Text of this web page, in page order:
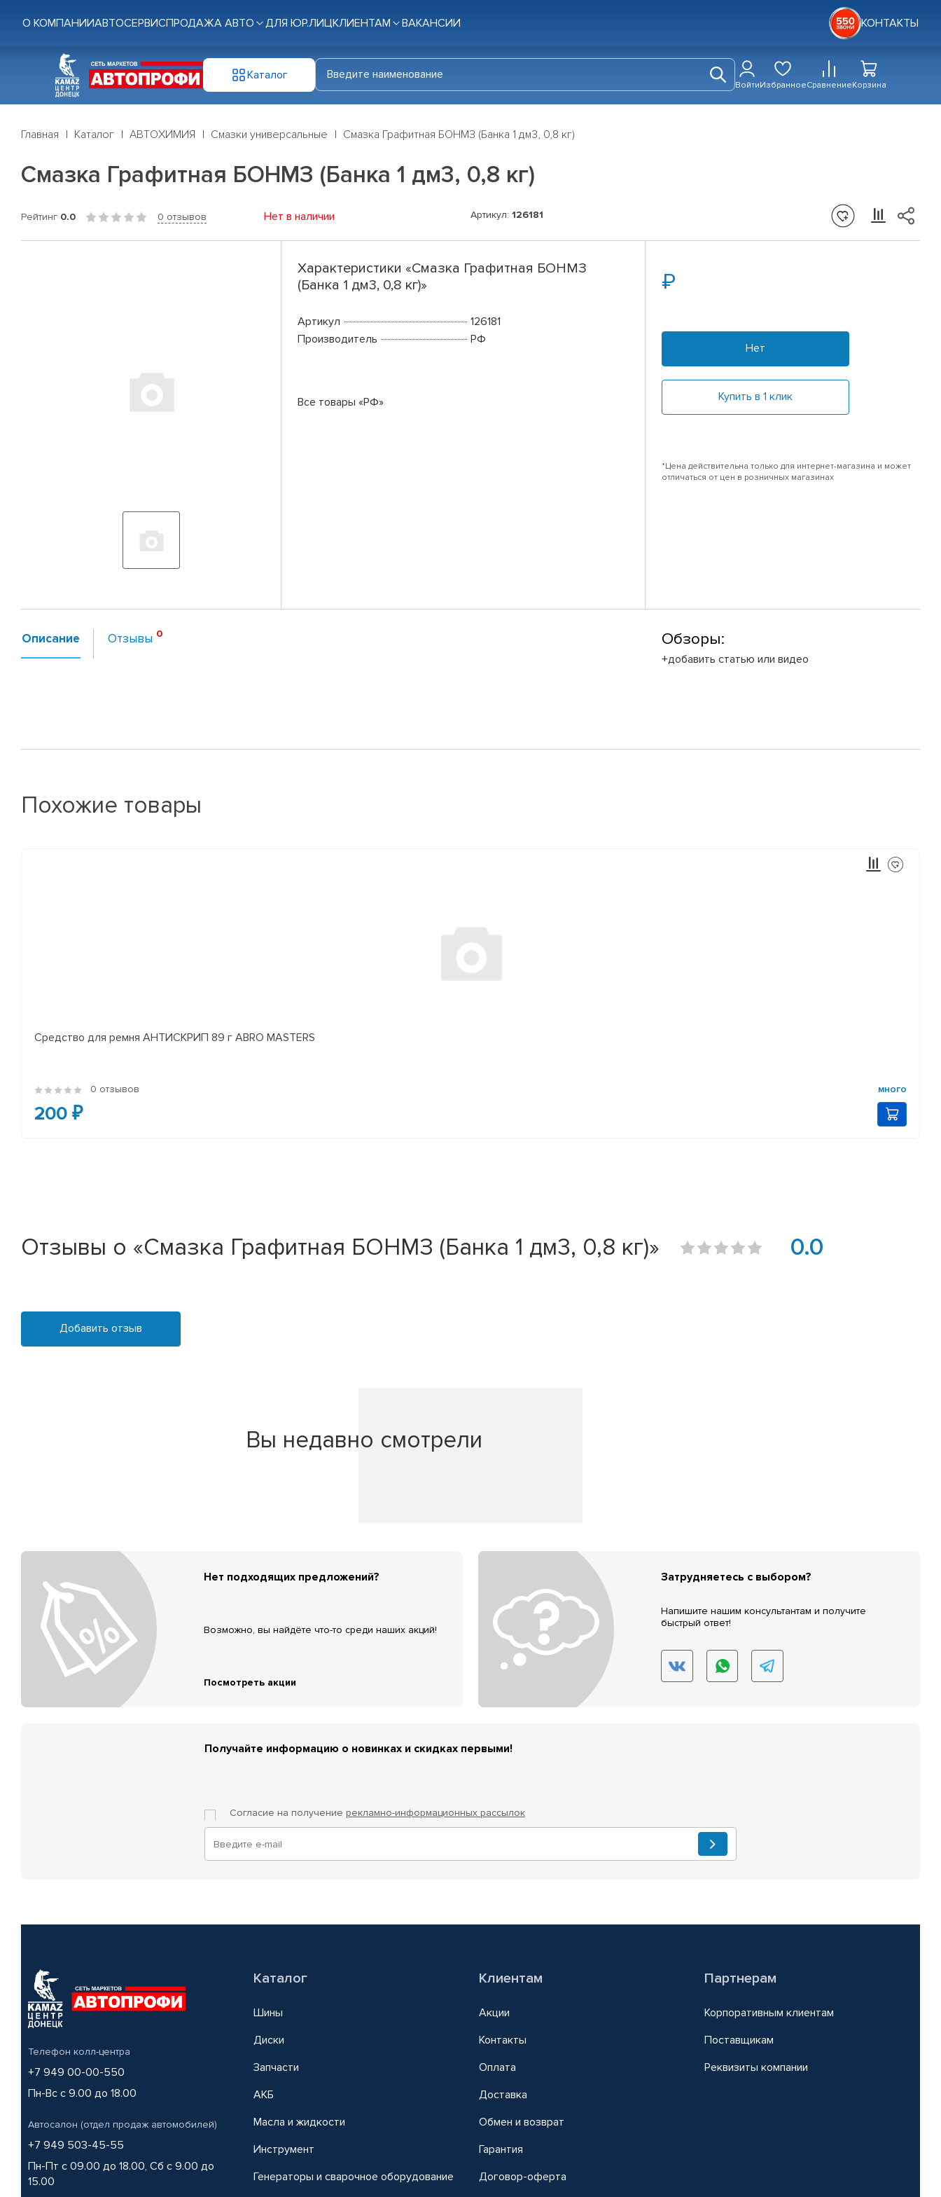
О КОМПАНИИАВТОСЕРВИСПРОДАЖА АВТО ДЛЯ ЮР.ЛИЦКЛИЕНТАМ ВАКАНСИИ КОНТАКТЫ
Каталог
ВойтиИзбранноеСравнениеКорзина
Главная Каталог АВТОХИМИЯ Смазки универсальные Смазка Графитная БОНМЗ (Банка 1 дм3, 0,8 кг)
Смазка Графитная БОНМЗ (Банка 1 дм3, 0,8 кг)
Рейтинг 0.0 0 отзывов Нет в наличии Артикул: 126181
Характеристики «Смазка Графитная БОНМЗ
(Банка 1 дм3, 0,8 кг)»
Артикул
126181
Производитель
РФ
Все товары «РФ»
Нет
Купить в 1 клик
*Цена действительна только для интернет-магазина и может
отличаться от цен в розничных магазинах
Описание Отзывы Обзоры:
+добавить статью или видео
Похожие товары
Средство для ремня АНТИСКРИП 89 г ABRO MASTERS
0 отзывов много
200 ₽
Отзывы о «Смазка Графитная БОНМЗ (Банка 1 дм3, 0,8 кг)» 0.0
Добавить отзыв
Вы недавно смотрели
Нет подходящих предложений?
Возможно, вы найдёте что-то среди наших акций!
Посмотреть акции
Затрудняетесь с выбором?
Напишите нашим консультантам и получите
быстрый ответ!
Получайте информацию о новинках и скидках первыми!
Согласие на получение рекламно-информационных рассылок
Телефон колл-центра
+7 949 00-00-550
Пн-Вс с 9.00 до 18.00
Автосалон (отдел продаж автомобилей)
+7 949 503-45-55
Пн-Пт с 09.00 до 18.00, Сб с 9.00 до
15.00
Каталог
Шины
Диски
Запчасти
АКБ
Масла и жидкости
Инструмент
Генераторы и сварочное оборудование
Клиентам
Акции
Контакты
Оплата
Доставка
Обмен и возврат
Гарантия
Договор-оферта
Партнерам
Корпоративным клиентам
Поставщикам
Реквизиты компании